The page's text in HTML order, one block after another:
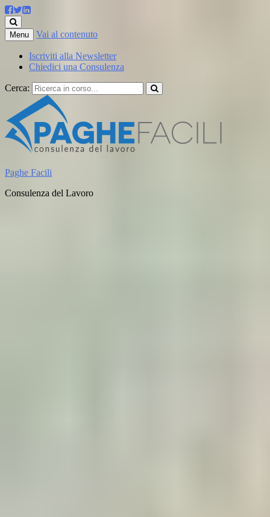
Menu Vai al contenuto
Iscriviti alla Newsletter
Chiedici una Consulenza
Cerca:
Paghe Facili
Consulenza del Lavoro